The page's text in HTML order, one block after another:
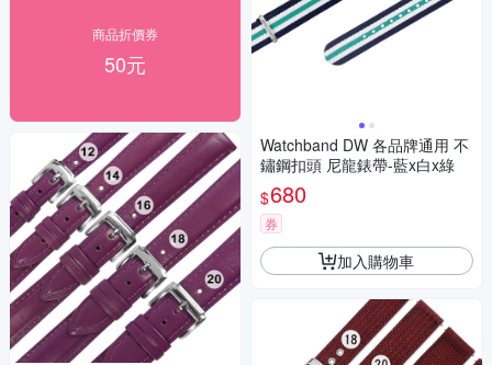
商品折價券
50元
Watchband DW 各品牌通用 不
鏽鋼扣頭 尼龍錶帶-藍x白x綠
$680
券
加入購物車